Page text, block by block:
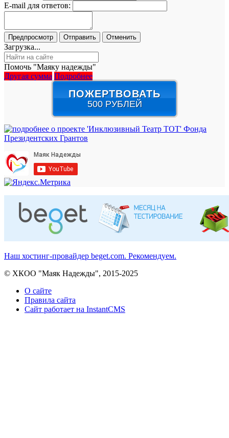
E-mail для ответов:
Загрузка...
Помочь "Маяку надежды"
Другая сумма Подробнее
ПОЖЕРТВОВАТЬ
500 РУБЛЕЙ
Наш хостинг-провайдер beget.com. Рекомендуем.
© ХКОО "Маяк Надежды", 2015-2025
О сайте
Правила сайта
Сайт работает на InstantCMS